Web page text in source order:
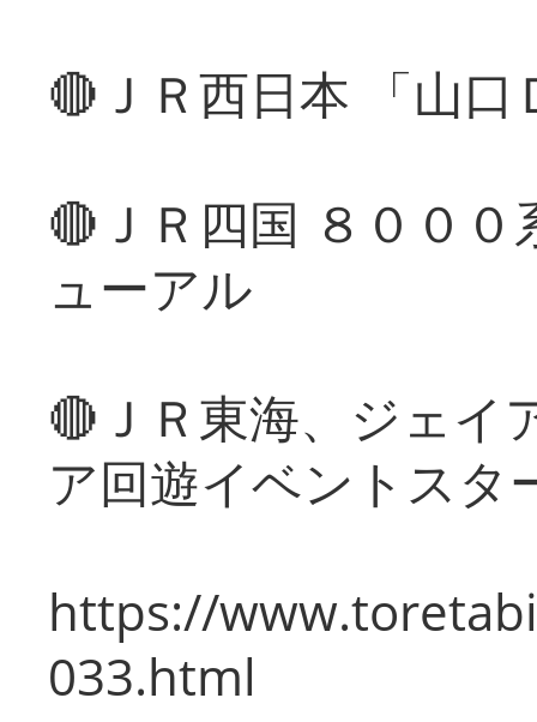
🔴ＪＲ西日本 「山
🔴ＪＲ四国 ８００
ューアル
🔴ＪＲ東海、ジェイ
ア回遊イベントスタ
https://
033.html